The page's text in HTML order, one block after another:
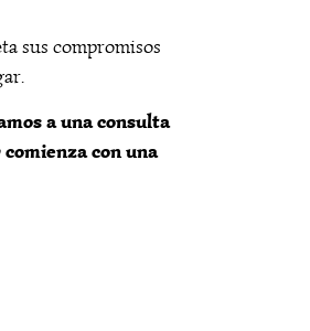
sus compromisos
a una consulta
con una